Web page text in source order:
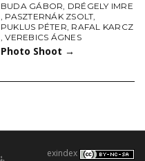
BUDA GÁBOR, DRÉGELY IMRE
, PASZTERNÁK ZSOLT,
PUKLUS PÉTER, RAFAL KARCZ
,VEREBICS ÁGNES
Photo Shoot →
exindex